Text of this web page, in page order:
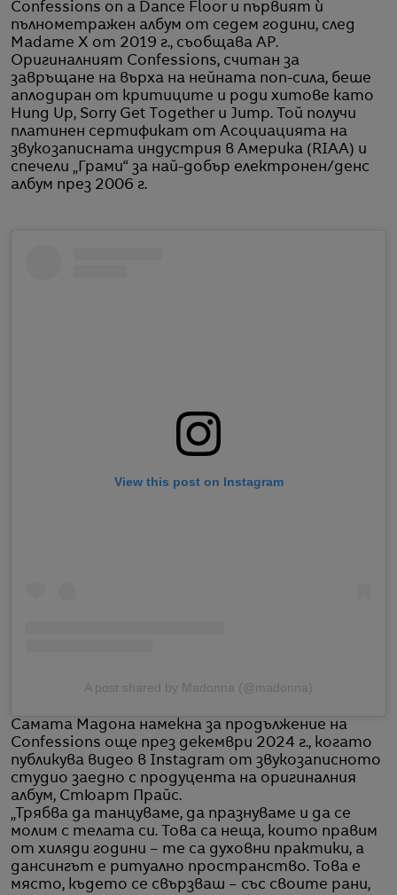
Confessions on a Dance Floor и първият ѝ
пълнометражен албум от седем години, след
Madame X от 2019 г., съобщава AP.
Оригиналният Confessions, считан за
завръщане на върха на нейната поп-сила, беше
аплодиран от критиците и роди хитове като
Hung Up, Sorry Get Together и Jump. Той получи
платинен сертификат от Асоциацията на
звукозаписната индустрия в Америка (RIAA) и
спечели „Грами“ за най-добър електронен/денс
албум през 2006 г.
View this post on Instagram
A post shared by Madonna (@madonna)
Самата Мадона намекна за продължение на
Confessions още през декември 2024 г., когато
публикува видео в Instagram от звукозаписното
студио заедно с продуцента на оригиналния
албум, Стюарт Прайс.
„Трябва да танцуваме, да празнуваме и да се
молим с телата си. Това са неща, които правим
от хиляди години – те са духовни практики, а
дансингът е ритуално пространство. Това е
място, където се свързваш – със своите рани,